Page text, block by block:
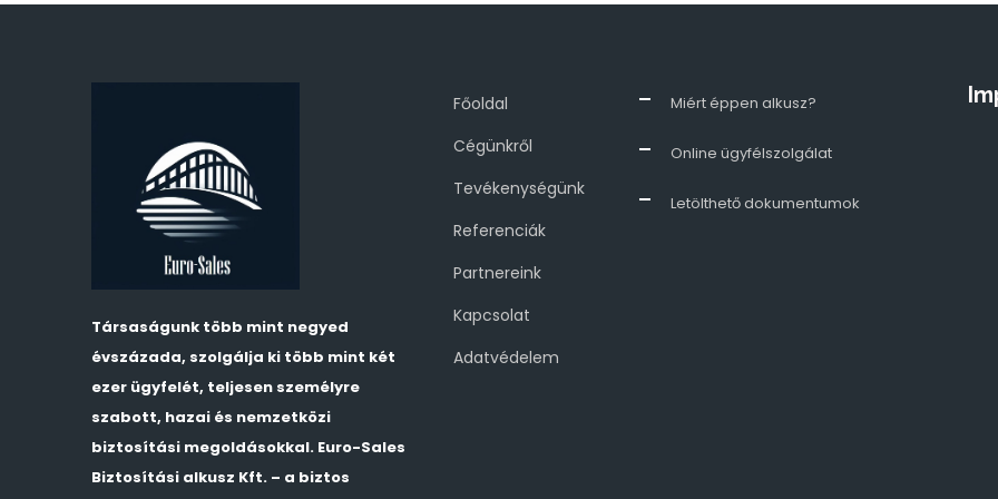
Társaságunk több mint negyed
évszázada, szolgálja ki több mint két
ezer ügyfelét, teljesen személyre
szabott, hazai és nemzetközi
biztosítási megoldásokkal. Euro-Sales
Biztosítási alkusz Kft. – a biztos
Főoldal
Cégünkről
Tevékenységünk
Referenciák
Partnereink
Kapcsolat
Adatvédelem
Miért éppen alkusz?
Online ügyfélszolgálat
Letölthető dokumentumok